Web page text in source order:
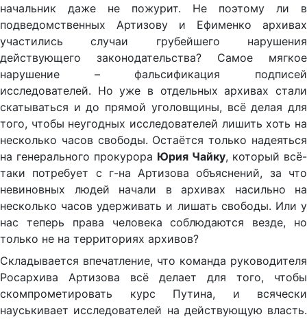
начальник даже не пожурит. Не поэтому ли в
подведомственных Артизову и Ефименко архивах
участились случаи грубейшего нарушения
действующего законодательства? Самое мягкое
нарушение – фальсификация подписей
исследователей. Но уже в отдельных архивах стали
скатываться и до прямой уголовщины, всё делая для
того, чтобы неугодных исследователей лишить хоть на
несколько часов свободы. Остаётся только надеяться
на генерального прокурора Юрия Чайку, который всё-
таки потребует с г-на Артизова объяснений, за что
невиновных людей начали в архивах насильно на
несколько часов удерживать и лишать свободы. Или у
нас теперь права человека соблюдаются везде, но
только не на территориях архивов?
Складывается впечатление, что команда руководителя
Росархива Артизова всё делает для того, чтобы
скомпрометировать курс Путина, и всячески
науськивает исследователей на действующую власть.